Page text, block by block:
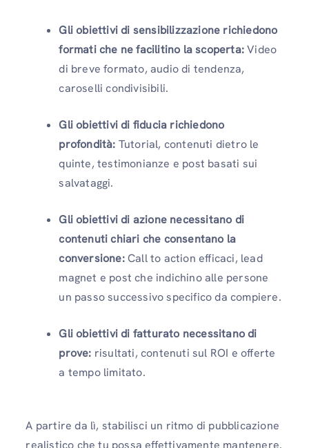
Gli obiettivi di sensibilizzazione richiedono
formati che ne facilitino la scoperta:Video
di breve formato, audio di tendenza,
caroselli condivisibili.
Gli obiettivi di fiducia richiedono
profondità: Tutorial, contenuti dietro le
quinte, testimonianze e post basati sui
salvataggi.
Gli obiettivi di azione necessitano di
contenuti chiari che consentano la
conversione:Call to action efficaci, lead
magnet e post che indichino alle persone
un passo successivo specifico da compiere.
Gli obiettivi di fatturato necessitano di
prove: risultati, contenuti sul ROI e offerte
a tempo limitato.
A partire da lì, stabilisci un ritmo di pubblicazione
realistico che tu possa effettivamente mantenere.